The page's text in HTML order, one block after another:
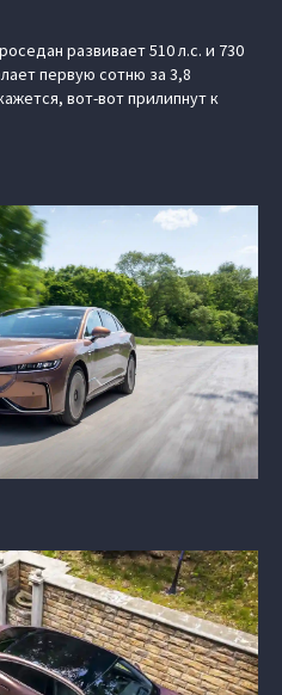
развивает 510 л.с. и 730
первую сотню за 3,8
вот-вот прилипнут к